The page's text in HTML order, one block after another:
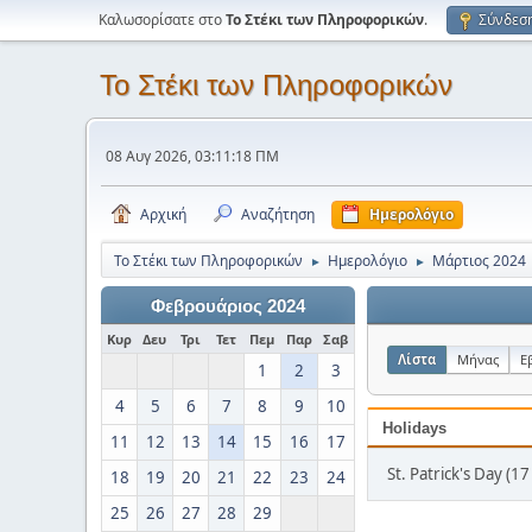
Καλωσορίσατε στοΤο Στέκι των Πληροφορικών.
Το Στέκι των Πληροφορικών
08 Αυγ 2026, 03:11:18 ΠΜ
Αρχική Αναζήτηση Ημερολόγιο
Το Στέκι των Πληροφορικών ► Ημερολόγιο ► Μάρτιος 2024
Φεβρουάριος 2024
Κυρ Δευ Τρι Τετ Πεμ Παρ Σαβ
1 2
3
4
5 6 7 8 9
10
11
12 13 14 15 16
17
18
19 20 21 22 23
24
25
26 27 28 29
Λίστα Μήνας
Holidays
St. Patrick's Day